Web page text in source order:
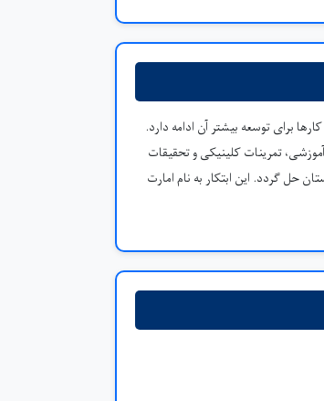
برای توسعه بیشتر آن ادامه دارد.
تمرینات کلینیکی و تحقیقات
حل گردد. این ابتکار به نام امارت